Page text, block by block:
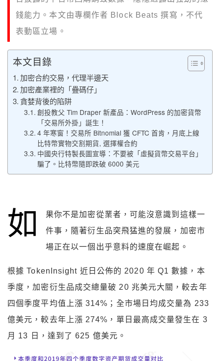
錢能力。本文由專欄作者 Block Beats 撰寫，不代
表動區立場。
本文目錄
加密合約交易，代理半邊天
加密產業裡的「疊碼仔」
貪婪背後的陷阱
創投教父 Tim Draper 新產品：WordPress 的加密貨幣
「交易所外掛」誕生！
4 年寒窗！交易所 Bitnomial 獲 CFTC 首肯，月底上線
比特幣實物交割期貨, 選擇權合約
中國央行特製長圖宣導：不要被「虛擬貨幣交易平台」
騙了。比特幣隨即跌破 6000 美元
如
果你不是加密從業者，可能沒意識到這樣一
件事，隨著衍生品突飛猛進的發展，加密市
場正在以一個出乎意料的速度在崛起。
根據 TokenInsight 近日公佈的 2020 年 Q1 數據，本
季度，加密衍生品成交總量破 20 兆美元大關，較去年
四個季度平均值上漲 314%；全市場日均成交量為 233
億美元，較去年上漲 274%，單日最高成交量發生在 3
月 13 日，達到了 625 億美元。